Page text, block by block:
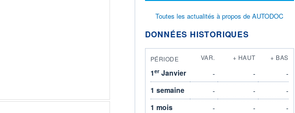
Toutes les actualités à propos de AUTODOC
DONNÉES HISTORIQUES
PÉRIODE VAR. + HAUT + BAS
1erJanvier - -
-
1 semaine
- -
-
1 mois
- -
-